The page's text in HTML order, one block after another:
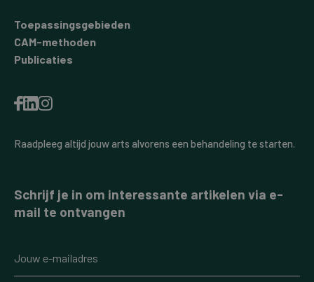
Toepassingsgebieden
CAM-methoden
Publicaties
Raadpleeg altijd jouw arts alvorens een behandeling te starten.
Schrijf je in om interessante artikelen via e-
mail te ontvangen